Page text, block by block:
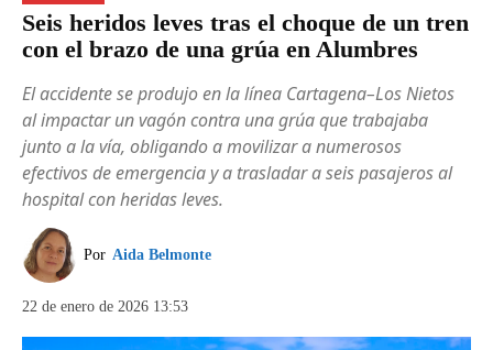
Seis heridos leves tras el choque de un tren
con el brazo de una grúa en Alumbres
El accidente se produjo en la línea Cartagena–Los Nietos
al impactar un vagón contra una grúa que trabajaba
junto a la vía, obligando a movilizar a numerosos
efectivos de emergencia y a trasladar a seis pasajeros al
hospital con heridas leves.
Por Aida Belmonte
22 de enero de 2026 13:53